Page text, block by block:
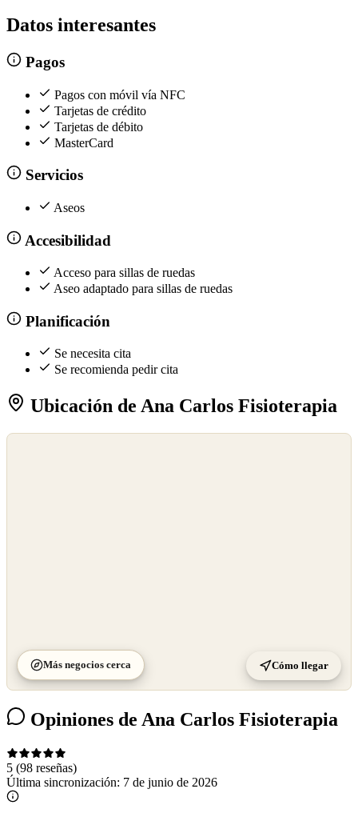
Datos interesantes
Pagos
Pagos con móvil vía NFC
Tarjetas de crédito
Tarjetas de débito
MasterCard
Servicios
Aseos
Accesibilidad
Acceso para sillas de ruedas
Aseo adaptado para sillas de ruedas
Planificación
Se necesita cita
Se recomienda pedir cita
Ubicación de Ana Carlos Fisioterapia
Más negocios cerca Cómo llegar
Opiniones de Ana Carlos Fisioterapia
5 (98 reseñas)
Última sincronización: 7 de junio de 2026